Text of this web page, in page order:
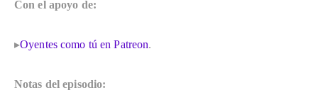
Con el apoyo de:
▸Oyentes como tú en Patreon.
Notas del episodio: